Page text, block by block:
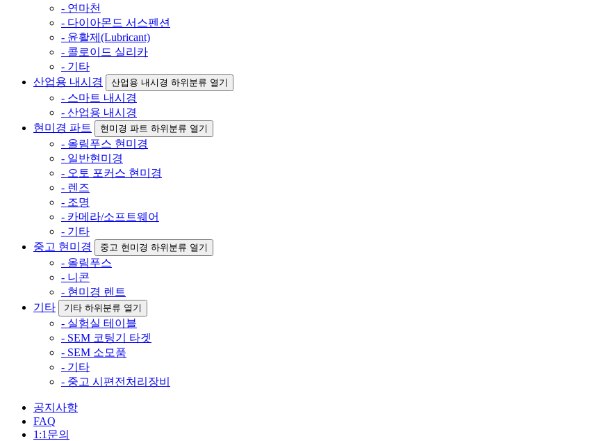
- 연마천
- 다이아몬드 서스펜션
- 윤활제(Lubricant)
- 콜로이드 실리카
- 기타
산업용 내시경
산업용 내시경 하위분류 열기
- 스마트 내시경
- 산업용 내시경
현미경 파트
현미경 파트 하위분류 열기
- 올림푸스 현미경
- 일반현미경
- 오토 포커스 현미경
- 렌즈
- 조명
- 카메라/소프트웨어
- 기타
중고 현미경
중고 현미경 하위분류 열기
- 올림푸스
- 니콘
- 현미경 렌트
기타
기타 하위분류 열기
- 실험실 테이블
- SEM 코팅기 타겟
- SEM 소모품
- 기타
- 중고 시편전처리장비
공지사항
FAQ
1:1문의